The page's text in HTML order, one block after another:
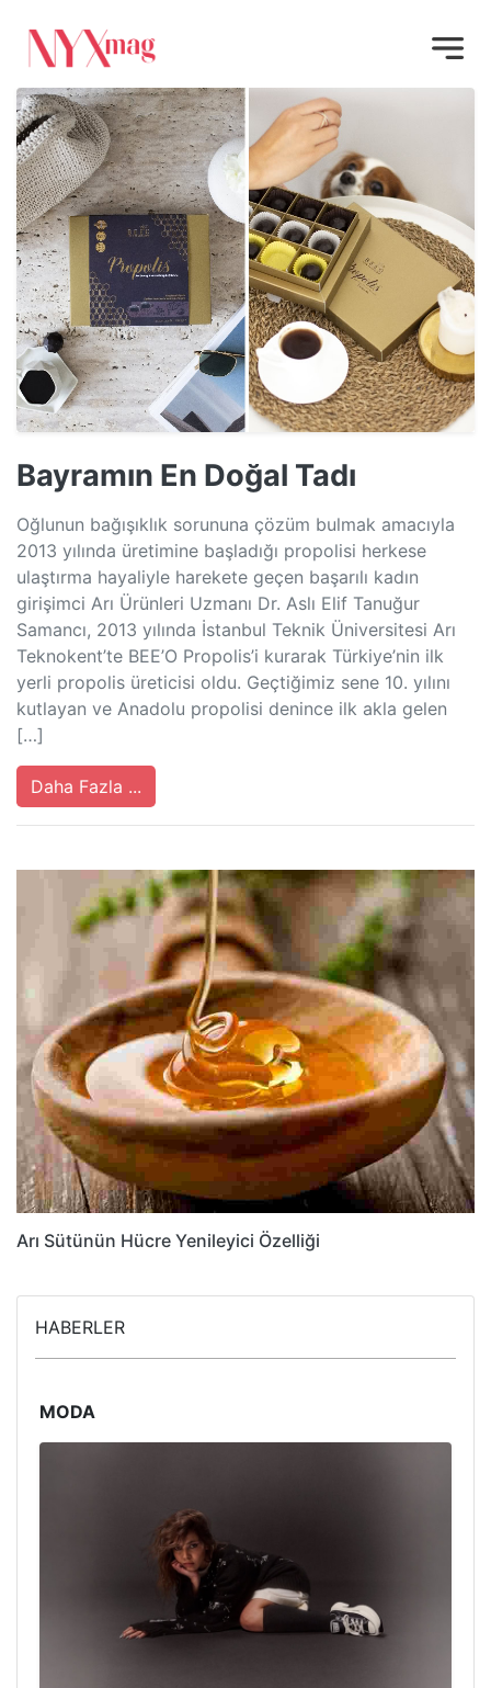
Bayramın En Doğal Tadı
Oğlunun bağışıklık sorununa çözüm bulmak amacıyla
2013 yılında üretimine başladığı propolisi herkese
ulaştırma hayaliyle harekete geçen başarılı kadın
girişimci Arı Ürünleri Uzmanı Dr. Aslı Elif Tanuğur
Samancı, 2013 yılında İstanbul Teknik Üniversitesi Arı
Teknokent’te BEE’O Propolis’i kurarak Türkiye’nin ilk
yerli propolis üreticisi oldu. Geçtiğimiz sene 10. yılını
kutlayan ve Anadolu propolisi denince ilk akla gelen
[…]
Daha Fazla ...
Arı Sütünün Hücre Yenileyici Özelliği
HABERLER
MODA